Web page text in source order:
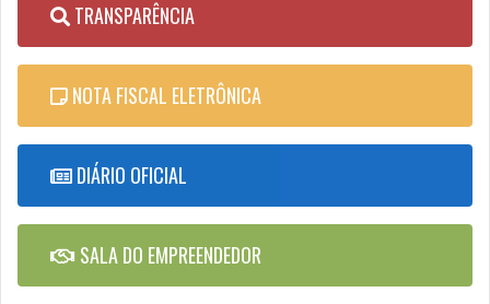
TRANSPARÊNCIA
NOTA FISCAL ELETRÔNICA
DIÁRIO OFICIAL
SALA DO EMPREENDEDOR